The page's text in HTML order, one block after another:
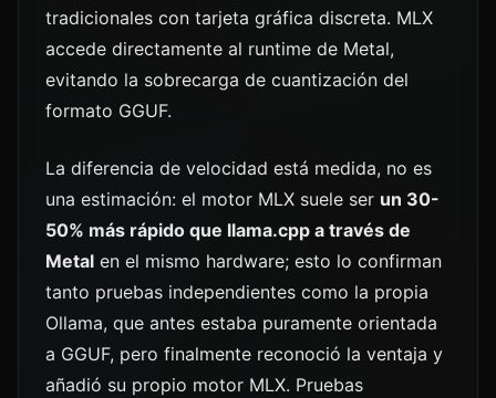
tradicionales con tarjeta gráfica discreta. MLX
accede directamente al runtime de Metal,
evitando la sobrecarga de cuantización del
formato GGUF.
La diferencia de velocidad está medida, no es
una estimación: el motor MLX suele ser un 30-
50% más rápido que llama.cpp a través de
Metal en el mismo hardware; esto lo confirman
tanto pruebas independientes como la propia
Ollama, que antes estaba puramente orientada
a GGUF, pero finalmente reconoció la ventaja y
añadió su propio motor MLX. Pruebas